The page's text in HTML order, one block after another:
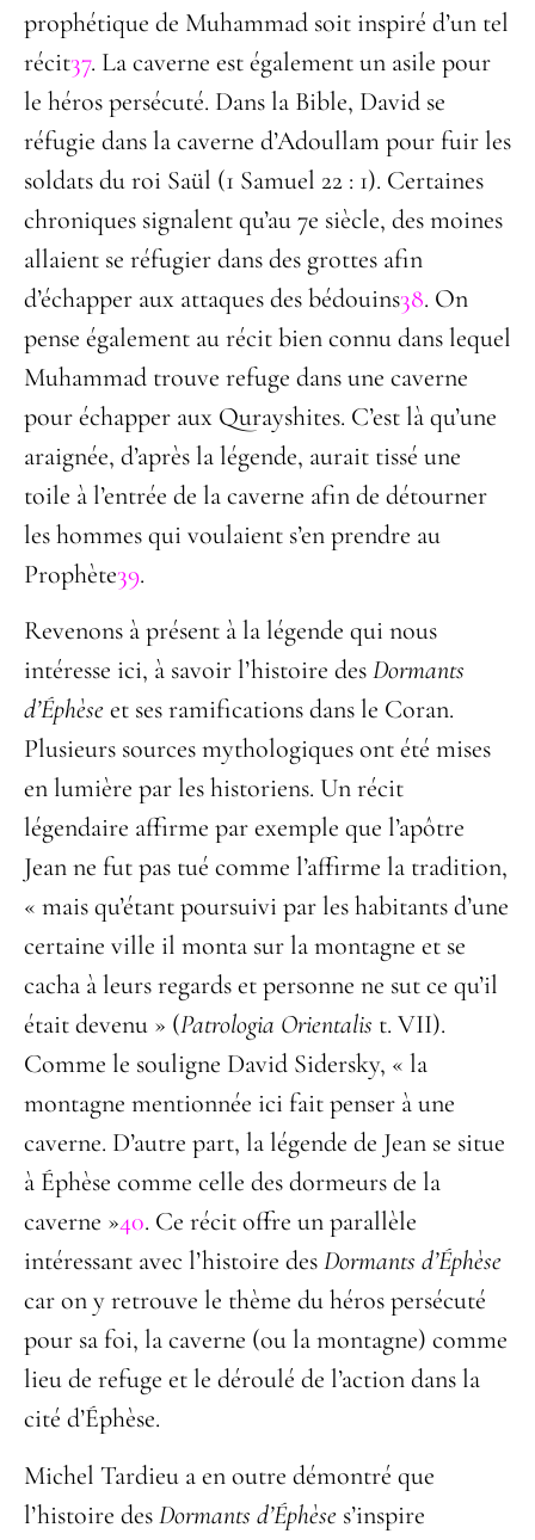
prophétique de Muhammad soit inspiré d’un tel
récit37. La caverne est également un asile pour
le héros persécuté. Dans la Bible, David se
réfugie dans la caverne d’Adoullam pour fuir les
soldats du roi Saül (1 Samuel 22 : 1). Certaines
chroniques signalent qu’au 7e siècle, des moines
allaient se réfugier dans des grottes afin
d’échapper aux attaques des bédouins38. On
pense également au récit bien connu dans lequel
Muhammad trouve refuge dans une caverne
pour échapper aux Qurayshites. C’est là qu’une
araignée, d’après la légende, aurait tissé une
toile à l’entrée de la caverne afin de détourner
les hommes qui voulaient s’en prendre au
Prophète39.
Revenons à présent à la légende qui nous
intéresse ici, à savoir l’histoire desDormants
d’Éphèseet ses ramifications dans le Coran.
Plusieurs sources mythologiques ont été mises
en lumière par les historiens. Un récit
légendaire affirme par exemple que l’apôtre
Jean ne fut pas tué comme l’affirme la tradition,
« mais qu’étant poursuivi par les habitants d’une
certaine ville il monta sur la montagne et se
cacha à leurs regards et personne ne sut ce qu’il
était devenu » (Patrologia Orientalis t. VII).
Comme le souligne David Sidersky, « la
montagne mentionnée ici fait penser à une
caverne. D’autre part, la légende de Jean se situe
à Éphèse comme celle des dormeurs de la
caverne »40. Ce récit offre un parallèle
intéressant avec l’histoire desDormants d’Éphèse
car on y retrouve le thème du héros persécuté
pour sa foi, la caverne (ou la montagne) comme
lieu de refuge et le déroulé de l’action dans la
cité d’Éphèse.
Michel Tardieu a en outre démontré que
l’histoire desDormants d’Éphèse s’inspire